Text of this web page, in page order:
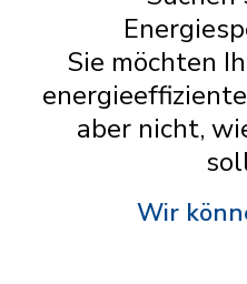
Sie möchten
aber nicht,
Wir